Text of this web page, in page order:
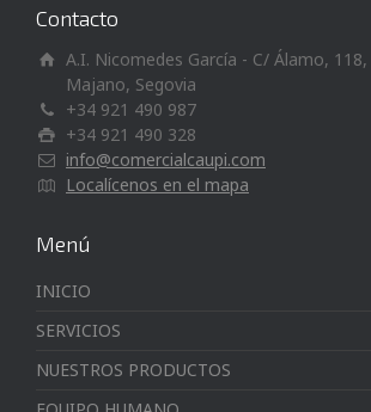
Contacto
A.I. Nicomedes García - C/ Álamo, 118,
Majano, Segovia
+34 921 490 987
+34 921 490 328
info@comercialcaupi.com
Localícenos en el mapa
Menú
INICIO
SERVICIOS
NUESTROS PRODUCTOS